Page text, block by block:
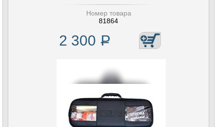
Номер товара
81864
2 300 Р